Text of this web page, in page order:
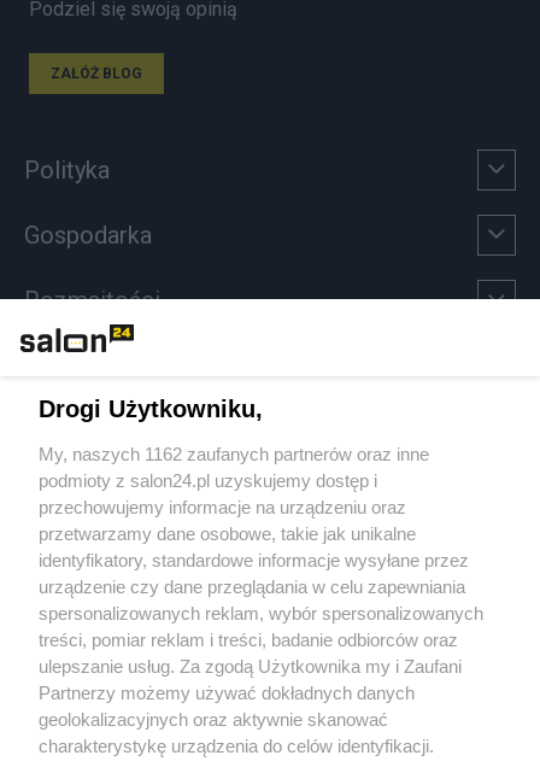
Podziel się swoją opinią
ZAŁÓŻ BLOG
Polityka
Gospodarka
Rozmaitości
Sport
Społeczeństwo
Kultura
X Facebook Instagram Youtube
Drogi Użytkowniku,
My, naszych 1162 zaufanych partnerów oraz inne
podmioty z salon24.pl uzyskujemy dostęp i
przechowujemy informacje na urządzeniu oraz
przetwarzamy dane osobowe, takie jak unikalne
identyfikatory, standardowe informacje wysyłane przez
urządzenie czy dane przeglądania w celu zapewniania
spersonalizowanych reklam, wybór spersonalizowanych
treści, pomiar reklam i treści, badanie odbiorców oraz
ulepszanie usług. Za zgodą Użytkownika my i Zaufani
Partnerzy możemy używać dokładnych danych
geolokalizacyjnych oraz aktywnie skanować
charakterystykę urządzenia do celów identyfikacji.